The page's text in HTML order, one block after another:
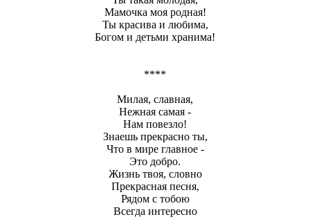
Мамочка моя родная!
Ты красива и любима,
Богом и детьми хранима!
****
Милая, славная,
Нежная самая -
Нам повезло!
Знаешь прекрасно ты,
Что в мире главное -
Это добро.
Жизнь твоя, словно
Прекрасная песня,
Рядом с тобою
Всегда интересно